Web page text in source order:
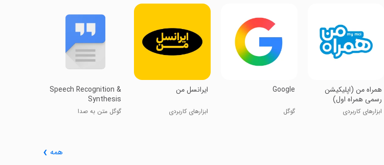
‏‏‏‏‏‏‏‏‏‏‏همراه من (اپلیکیشن
رسمی همراه اول)
ابزارهای کاربردی
Google
گوگل
ایرانسل من
ابزارهای کاربردی
Speech Recognition &
Synthesis
گوگل متن به صدا
همه